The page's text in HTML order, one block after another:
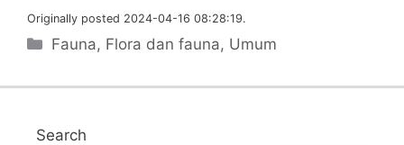
Originally posted 2024-04-16 08:28:19.
Categories
Fauna, Flora dan fauna, Umum
Search